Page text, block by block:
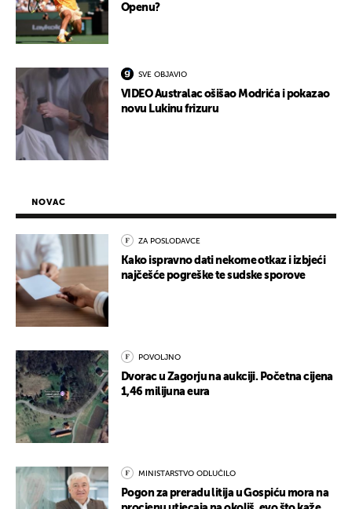
Openu?
SVE OBJAVIO
VIDEO Australac ošišao Modrića i pokazao
novu Lukinu frizuru
NOVAC
ZA POSLODAVCE
Kako ispravno dati nekome otkaz i izbjeći
najčešće pogreške te sudske sporove
POVOLJNO
Dvorac u Zagorju na aukciji. Početna cijena
1,46 milijuna eura
MINISTARSTVO ODLUČILO
Pogon za preradu litija u Gospiću mora na